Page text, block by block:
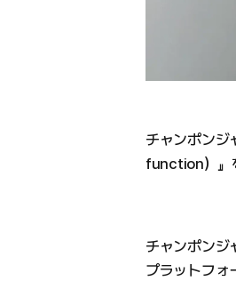
チャンポンジ
function）』
チャンポンジ
プラットフォ